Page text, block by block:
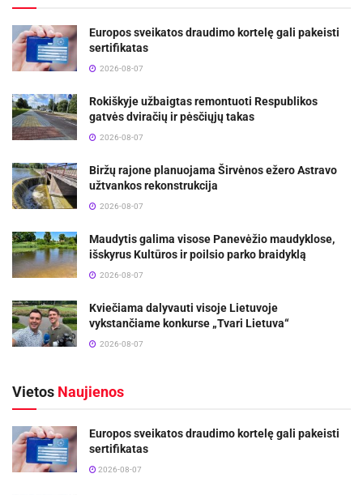
Europos sveikatos draudimo kortelę gali pakeisti
sertifikatas
2026-08-07
Rokiškyje užbaigtas remontuoti Respublikos
gatvės dviračių ir pėsčiųjų takas
2026-08-07
Biržų rajone planuojama Širvėnos ežero Astravo
užtvankos rekonstrukcija
2026-08-07
Maudytis galima visose Panevėžio maudyklose,
išskyrus Kultūros ir poilsio parko braidyklą
2026-08-07
Kviečiama dalyvauti visoje Lietuvoje
vykstančiame konkurse „Tvari Lietuva“
2026-08-07
Vietos Naujienos
Europos sveikatos draudimo kortelę gali pakeisti
sertifikatas
2026-08-07